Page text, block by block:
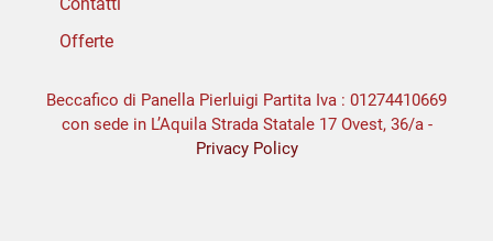
Offerte
Beccafico di Panella Pierluigi Partita Iva : 01274410669
con sede in L’Aquila Strada Statale 17 Ovest, 36/a -
Privacy Policy